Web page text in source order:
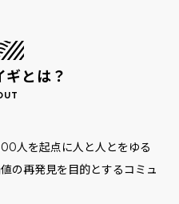
とは？
人を起点に人と人とをゆる
の再発見を目的とするコミュ